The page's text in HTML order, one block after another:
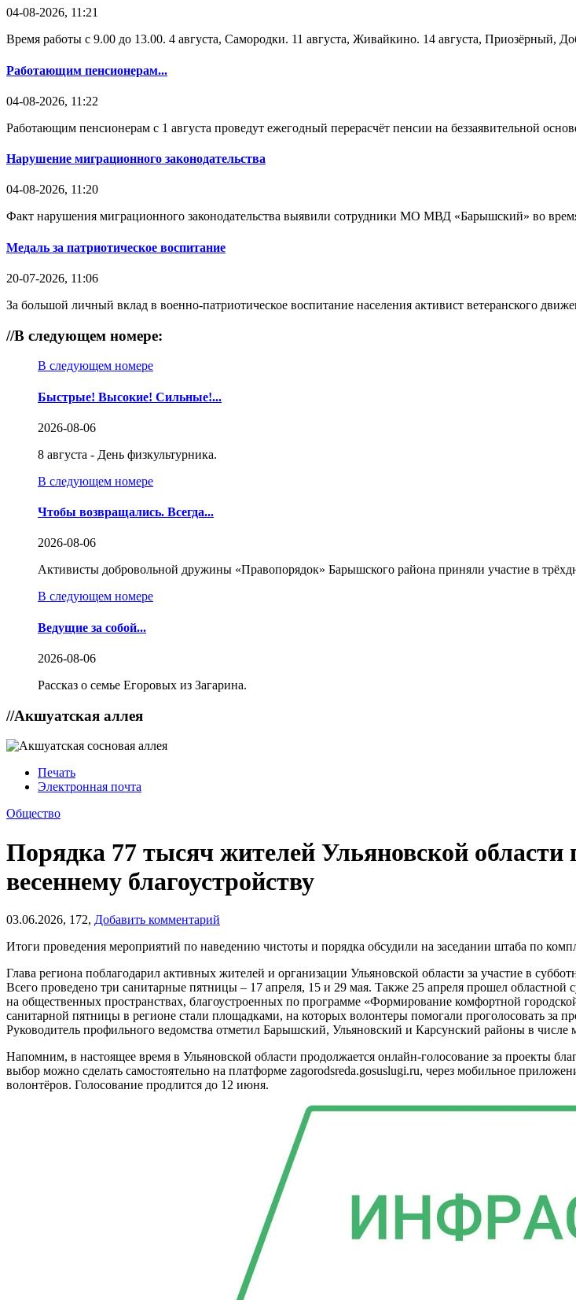
04-08-2026, 11:21
Время работы с 9.00 до 13.00. 4 августа, Самородки. 11 августа, Живайкино. 14 августа, Приозёрный,
Работающим пенсионерам...
04-08-2026, 11:22
Работающим пенсионерам с 1 августа проведут ежегодный перерасчёт пенсии на беззаявительной
Нарушение миграционного законодательства
04-08-2026, 11:20
Факт нарушения миграционного законодательства выявили сотрудники МО МВД «Барышский» во
Медаль за патриотическое воспитание
20-07-2026, 11:06
За большой личный вклад в военно-патриотическое воспитание населения активист ветеранского
//В следующем номере:
В следующем номере
Быстрые! Высокие! Сильные!...
2026-08-06
8 августа - День физкультурника.
В следующем номере
Чтобы возвращались. Всегда...
2026-08-06
Активисты добровольной дружины «Правопорядок» Барышского района приняли участие в
В следующем номере
Ведущие за собой...
2026-08-06
Рассказ о семье Егоровых из Загарина.
//Акшуатская аллея
Печать
Электронная почта
Общество
Порядка 77 тысяч жителей Ульяновской
весеннему благоустройству
03.06.2026, 172, Добавить комментарий
Итоги проведения мероприятий по наведению чистоты и порядка обсудили на заседании штаба по
Глава региона поблагодарил активных жителей и организации Ульяновской области за участие в
Всего проведено три санитарные пятницы – 17 апреля, 15 и 29 мая. Также 25 апреля прошел
на общественных пространствах, благоустроенных по программе «Формирование комфортной
санитарной пятницы в регионе стали площадками, на которых волонтеры помогали проголосовать за
Руководитель профильного ведомства отметил Барышский, Ульяновский и Карсунский районы в числе
Напомним, в настоящее время в Ульяновской области продолжается онлайн-голосование за проекты
выбор можно сделать самостоятельно на платформе zagorodsreda.gosuslugi.ru, через мобильное
волонтёров. Голосование продлится до 12 июня.